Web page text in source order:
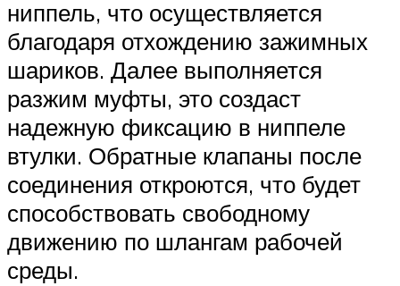
ниппель, что осуществляется
благодаря отхождению зажимных
шариков. Далее выполняется
разжим муфты, это создаст
надежную фиксацию в ниппеле
втулки. Обратные клапаны после
соединения откроются, что будет
способствовать свободному
движению по шлангам рабочей
среды.